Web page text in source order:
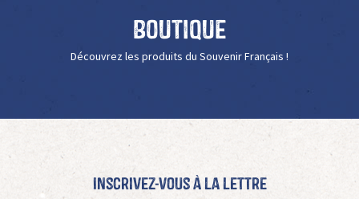
Boutique
Découvrez les produits du Souvenir Français !
Inscrivez-vous à La Lettre